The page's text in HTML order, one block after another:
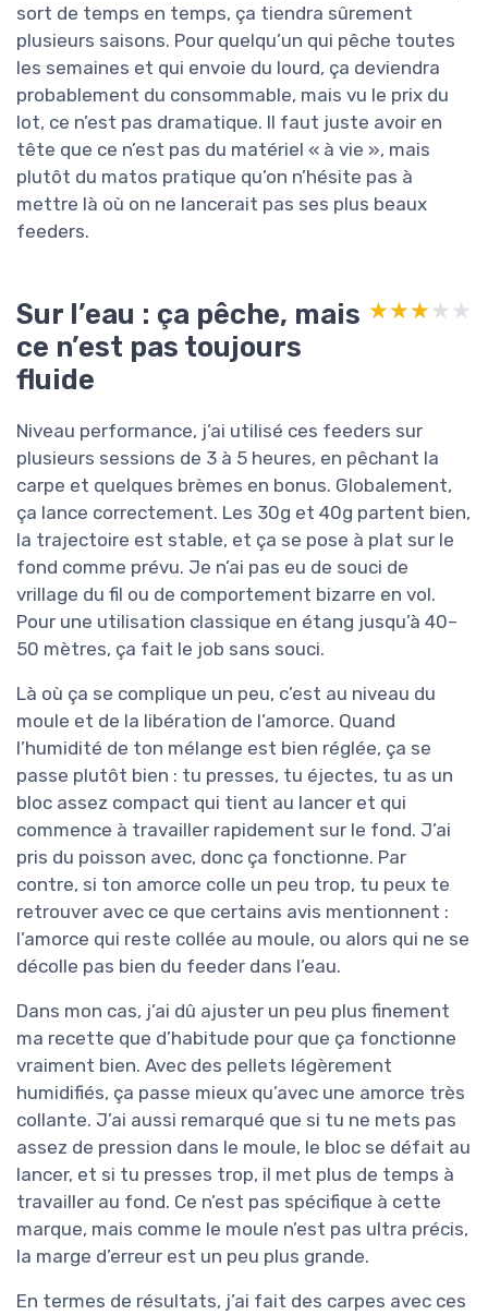
sort de temps en temps, ça tiendra sûrement
plusieurs saisons. Pour quelqu’un qui pêche toutes
les semaines et qui envoie du lourd, ça deviendra
probablement du consommable, mais vu le prix du
lot, ce n’est pas dramatique. Il faut juste avoir en
tête que ce n’est pas du matériel « à vie », mais
plutôt du matos pratique qu’on n’hésite pas à
mettre là où on ne lancerait pas ses plus beaux
feeders.
Sur l’eau : ça pêche, mais
ce n’est pas toujours
fluide
★★★★★
★★★★★
Niveau performance, j’ai utilisé ces feeders sur
plusieurs sessions de 3 à 5 heures, en pêchant la
carpe et quelques brèmes en bonus. Globalement,
ça lance correctement. Les 30g et 40g partent bien,
la trajectoire est stable, et ça se pose à plat sur le
fond comme prévu. Je n’ai pas eu de souci de
vrillage du fil ou de comportement bizarre en vol.
Pour une utilisation classique en étang jusqu’à 40–
50 mètres, ça fait le job sans souci.
Là où ça se complique un peu, c’est au niveau du
moule et de la libération de l’amorce. Quand
l’humidité de ton mélange est bien réglée, ça se
passe plutôt bien : tu presses, tu éjectes, tu as un
bloc assez compact qui tient au lancer et qui
commence à travailler rapidement sur le fond. J’ai
pris du poisson avec, donc ça fonctionne. Par
contre, si ton amorce colle un peu trop, tu peux te
retrouver avec ce que certains avis mentionnent :
l’amorce qui reste collée au moule, ou alors qui ne se
décolle pas bien du feeder dans l’eau.
Dans mon cas, j’ai dû ajuster un peu plus finement
ma recette que d’habitude pour que ça fonctionne
vraiment bien. Avec des pellets légèrement
humidifiés, ça passe mieux qu’avec une amorce très
collante. J’ai aussi remarqué que si tu ne mets pas
assez de pression dans le moule, le bloc se défait au
lancer, et si tu presses trop, il met plus de temps à
travailler au fond. Ce n’est pas spécifique à cette
marque, mais comme le moule n’est pas ultra précis,
la marge d’erreur est un peu plus grande.
En termes de résultats, j’ai fait des carpes avec ces